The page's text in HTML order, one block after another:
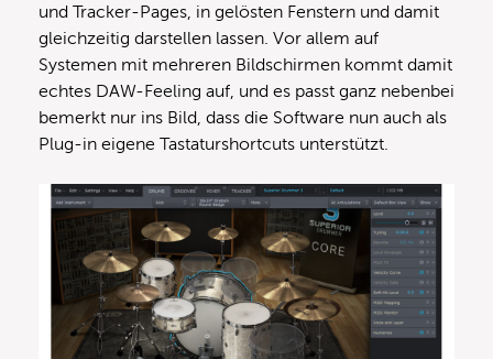
und Tracker-Pages, in gelösten Fenstern und damit
gleichzeitig darstellen lassen. Vor allem auf
Systemen mit mehreren Bildschirmen kommt damit
echtes DAW-Feeling auf, und es passt ganz nebenbei
bemerkt nur ins Bild, dass die Software nun auch als
Plug-in eigene Tastaturshortcuts unterstützt.